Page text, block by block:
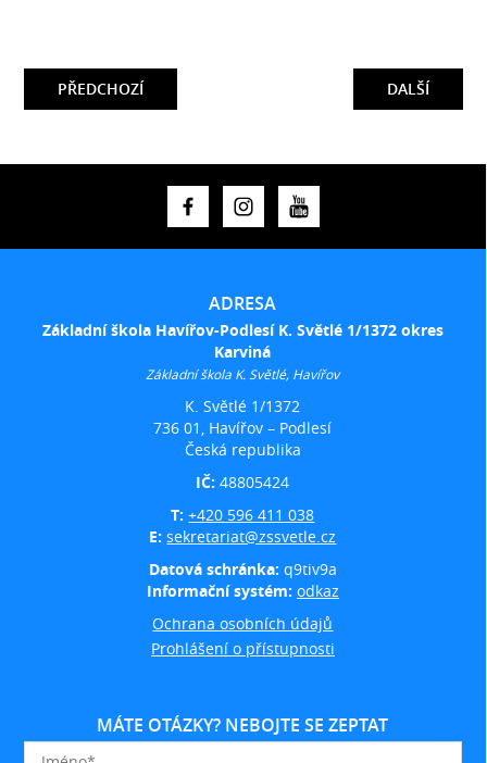
DALŠÍ
PŘEDCHOZÍ
ADRESA
Základní škola Havířov-Podlesí K. Světlé 1/1372 okres
Karviná
Základní škola K. Světlé, Havířov
K. Světlé 1/1372
736 01, Havířov – Podlesí
Česká republika
IČ:48805424
T:+420 596 411 038
E:sekretariat@zssvetle.cz
Datová schránka: q9tiv9a
Informační systém: odkaz
Ochrana osobních údajů
Prohlášení o přístupnosti
MÁTE OTÁZKY? NEBOJTE SE ZEPTAT